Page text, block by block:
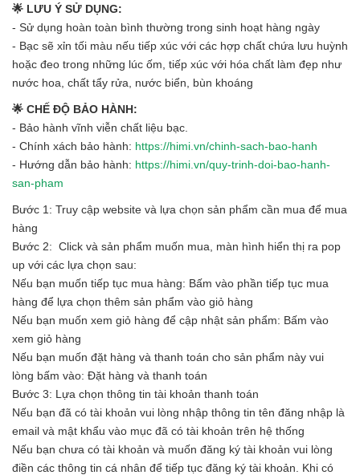
🌟 LƯU Ý SỬ DỤNG:
- Sử dụng hoàn toàn bình thường trong sinh hoạt hàng ngày
- Bạc sẽ xỉn tối màu nếu tiếp xúc với các hợp chất chứa lưu huỳnh
hoặc đeo trong những lúc ốm, tiếp xúc với hóa chất làm đẹp như
nước hoa, chất tẩy rửa, nước biển, bùn khoáng
🌟 CHẾ ĐỘ BẢO HÀNH:
- Bảo hành vĩnh viễn chất liệu bạc.
- Chính xách bảo hành: https://himi.vn/chinh-sach-bao-hanh
- Hướng dẫn bảo hành: https://himi.vn/quy-trinh-doi-bao-hanh-
san-pham
Bước 1: Truy cập website và lựa chọn sản phẩm cần mua để mua
hàng
Bước 2: Click và sản phẩm muốn mua, màn hình hiển thị ra pop
up với các lựa chọn sau:
Nếu bạn muốn tiếp tục mua hàng: Bấm vào phần tiếp tục mua
hàng để lựa chọn thêm sản phẩm vào giỏ hàng
Nếu bạn muốn xem giỏ hàng để cập nhật sản phẩm: Bấm vào
xem giỏ hàng
Nếu bạn muốn đặt hàng và thanh toán cho sản phẩm này vui
lòng bấm vào: Đặt hàng và thanh toán
Bước 3: Lựa chọn thông tin tài khoản thanh toán
Nếu bạn đã có tài khoản vui lòng nhập thông tin tên đăng nhập là
email và mật khẩu vào mục đã có tài khoản trên hệ thống
Nếu bạn chưa có tài khoản và muốn đăng ký tài khoản vui lòng
điền các thông tin cá nhân để tiếp tục đăng ký tài khoản. Khi có